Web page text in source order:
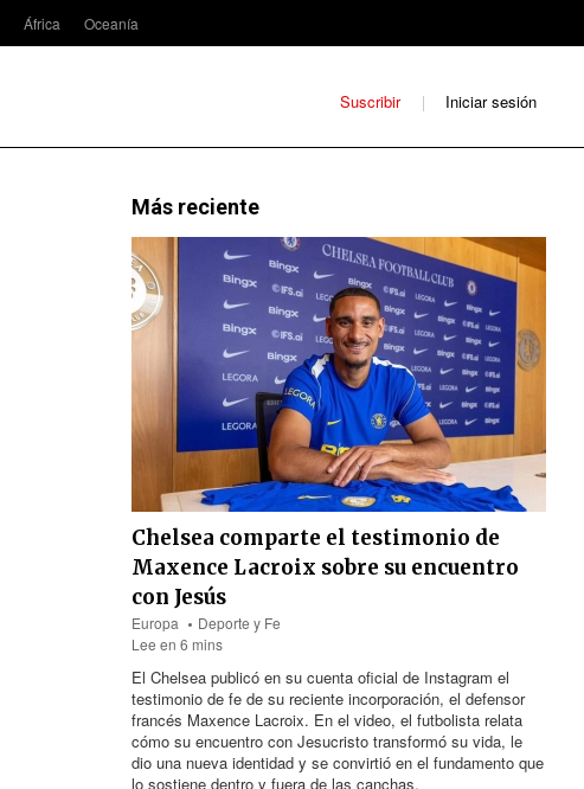
África Oceanía
Suscribir Iniciar sesión
Más reciente
Chelsea comparte el testimonio de
Maxence Lacroix sobre su encuentro
con Jesús
Europa
Deporte y Fe
Lee en 6 mins
El Chelsea publicó en su cuenta oficial de Instagram el
testimonio de fe de su reciente incorporación, el defensor
francés Maxence Lacroix. En el video, el futbolista relata
cómo su encuentro con Jesucristo transformó su vida, le
dio una nueva identidad y se convirtió en el fundamento que
lo sostiene dentro y fuera de las canchas.